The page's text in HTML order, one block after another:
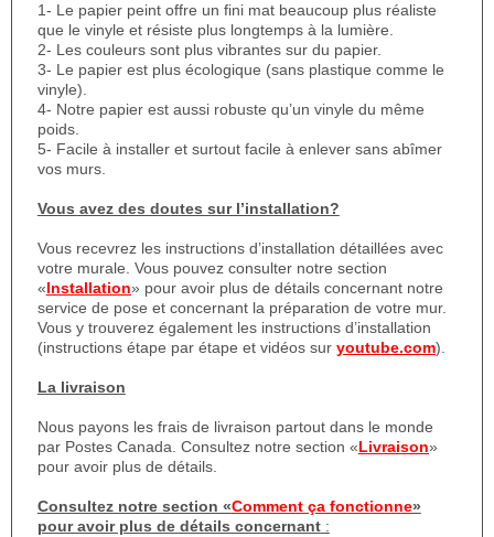
1- Le papier peint offre un fini mat beaucoup plus réaliste
que le vinyle et résiste plus longtemps à la lumière.
2- Les couleurs sont plus vibrantes sur du papier.
3- Le papier est plus écologique (sans plastique comme le
vinyle).
4- Notre papier est aussi robuste qu’un vinyle du même
poids.
5- Facile à installer et surtout facile à enlever sans abîmer
vos murs.
Vous avez des doutes sur l’installation?
Vous recevrez les instructions d’installation détaillées avec
votre murale. Vous pouvez consulter notre section
«Installation» pour avoir plus de détails concernant notre
service de pose et concernant la préparation de votre mur.
Vous y trouverez également les instructions d’installation
(instructions étape par étape et vidéos sur youtube.com).
La livraison
Nous payons les frais de livraison partout dans le monde
par Postes Canada. Consultez notre section «Livraison»
pour avoir plus de détails.
Consultez notre section «Comment ça fonctionne»
pour avoir plus de détails concernant: